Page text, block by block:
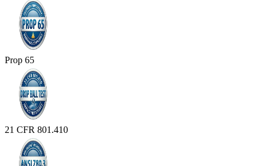
Prop 65
21 CFR 801.410